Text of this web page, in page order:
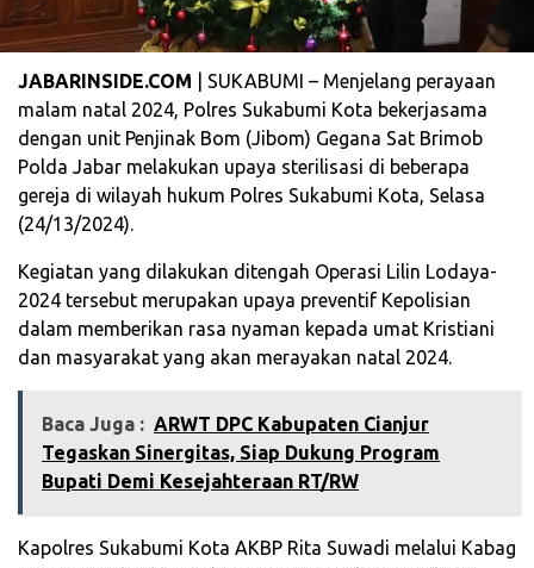
JABARINSIDE.COM | SUKABUMI – Menjelang perayaan
malam natal 2024, Polres Sukabumi Kota bekerjasama
dengan unit Penjinak Bom (Jibom) Gegana Sat Brimob
Polda Jabar melakukan upaya sterilisasi di beberapa
gereja di wilayah hukum Polres Sukabumi Kota, Selasa
(24/13/2024).
Kegiatan yang dilakukan ditengah Operasi Lilin Lodaya-
2024 tersebut merupakan upaya preventif Kepolisian
dalam memberikan rasa nyaman kepada umat Kristiani
dan masyarakat yang akan merayakan natal 2024.
Baca Juga : ARWT DPC Kabupaten Cianjur
Tegaskan Sinergitas, Siap Dukung Program
Bupati Demi Kesejahteraan RT/RW
Kapolres Sukabumi Kota AKBP Rita Suwadi melalui Kabag